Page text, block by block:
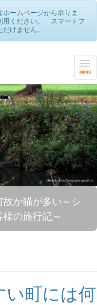
ームページから承りま
ください。「スマートフ
けません。
MENU
か猫が多い～シ
の旅行記～
い町には何